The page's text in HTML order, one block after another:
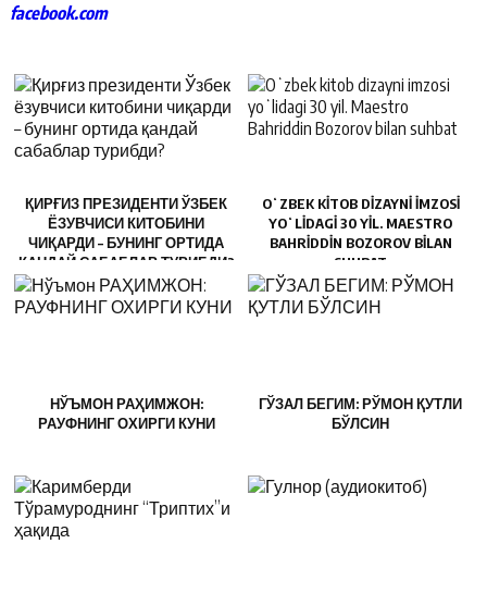
facebook.com
ҚИРҒИЗ ПРЕЗИДЕНТИ ЎЗБЕК
ЁЗУВЧИСИ КИТОБИНИ
ЧИҚАРДИ – БУНИНГ ОРТИДА
ҚАНДАЙ САБАБЛАР ТУРИБДИ?
OʻZBEK KITOB DIZAYNI IMZOSI
YOʻLIDAGI 30 YIL. MAESTRO
BAHRIDDIN BOZOROV BILAN
SUHBAT
НЎЪМОН РАҲИМЖОН:
РАУФНИНГ ОХИРГИ КУНИ
ГЎЗАЛ БЕГИМ: РЎМОН ҚУТЛИ
БЎЛСИН